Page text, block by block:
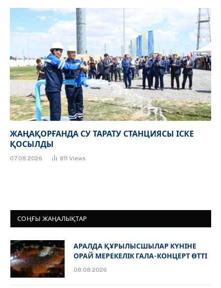
ЖАҢАҚОРҒАНДА СУ ТАРАТУ СТАНЦИЯСЫ ІСКЕ
ҚОСЫЛДЫ
07.08.2026 811 Views
СОҢҒЫ ЖАҢАЛЫҚТАР
АРАЛДА ҚҰРЫЛЫСШЫЛАР КҮНІНЕ
ОРАЙ МЕРЕКЕЛІК ГАЛА-КОНЦЕРТ ӨТТІ
08.08.2026